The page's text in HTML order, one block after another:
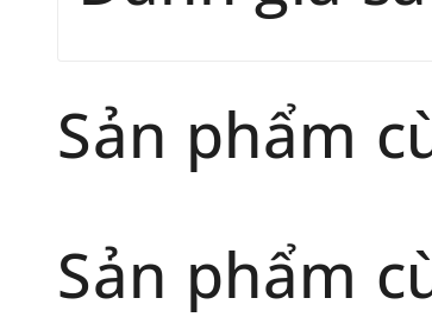
Sản phẩm
Sản phẩm